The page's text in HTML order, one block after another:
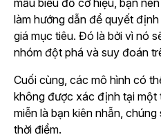
làm hướng dẫn để quyết
giá mục tiêu. Đó là bởi vì nó
nhóm đột phá và suy đoán
Cuối cùng, các mô hình có
không được xác định tại một
miễn là bạn kiên nhẫn,
thời điểm.